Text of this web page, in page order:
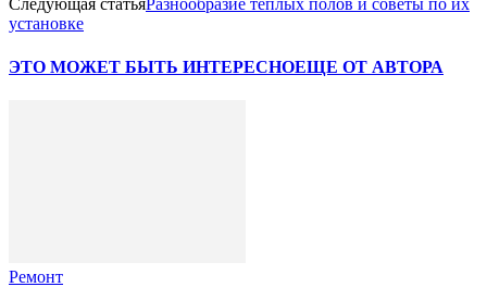
Следующая статьяРазнообразие теплых полов и советы по их
установке
ЭТО МОЖЕТ БЫТЬ ИНТЕРЕСНОЕЩЕ ОТ АВТОРА
Ремонт